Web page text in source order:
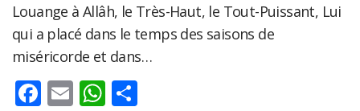
Louange à Allâh, le Très-Haut, le Tout-Puissant, Lui
qui a placé dans le temps des saisons de
miséricorde et dans…
Facebook
EmailWhatsApp